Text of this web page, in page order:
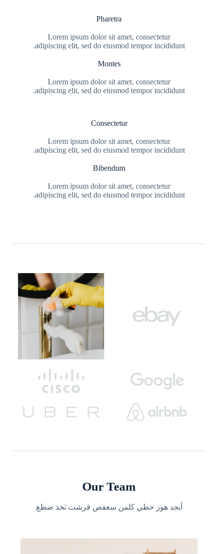
Pharetra
Lorem ipsum dolor sit amet, consectetur
adipiscing elit, sed do eiusmod tempor incididunt.
Montes
Lorem ipsum dolor sit amet, consectetur
adipiscing elit, sed do eiusmod tempor incididunt.
Consectetur
Lorem ipsum dolor sit amet, consectetur
adipiscing elit, sed do eiusmod tempor incididunt.
Bibendum
Lorem ipsum dolor sit amet, consectetur
adipiscing elit, sed do eiusmod tempor incididunt.
Our Team
أبجد هوز حطي كلمن سعفص قرشت ثخذ ضظغ